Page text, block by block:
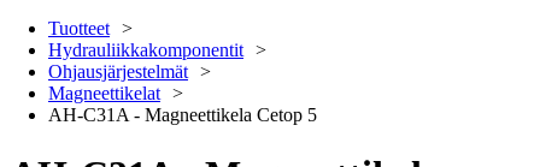
Tuotteet
Hydrauliikkakomponentit
Ohjausjärjestelmät
Magneettikelat
AH-C31A - Magneettikela Cetop 5